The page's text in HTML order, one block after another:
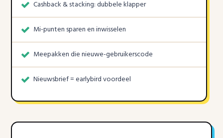
Cashback & stacking: dubbele klapper
Mi-punten sparen en inwisselen
Meepakken die nieuwe-gebruikerscode
Nieuwsbrief = earlybird voordeel